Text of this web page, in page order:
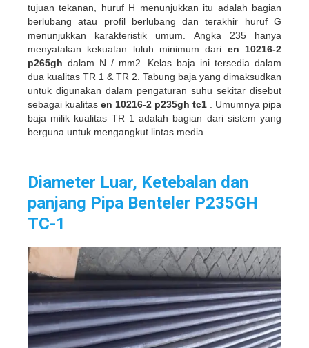
tujuan tekanan, huruf H menunjukkan itu adalah bagian
berlubang atau profil berlubang dan terakhir huruf G
menunjukkan karakteristik umum. Angka 235 hanya
menyatakan kekuatan luluh minimum dari en 10216-2
p265gh dalam N / mm2. Kelas baja ini tersedia dalam
dua kualitas TR 1 & TR 2. Tabung baja yang dimaksudkan
untuk digunakan dalam pengaturan suhu sekitar disebut
sebagai kualitas en 10216-2 p235gh tc1 . Umumnya pipa
baja milik kualitas TR 1 adalah bagian dari sistem yang
berguna untuk mengangkut lintas media.
Diameter Luar, Ketebalan dan
panjang Pipa Benteler P235GH
TC-1